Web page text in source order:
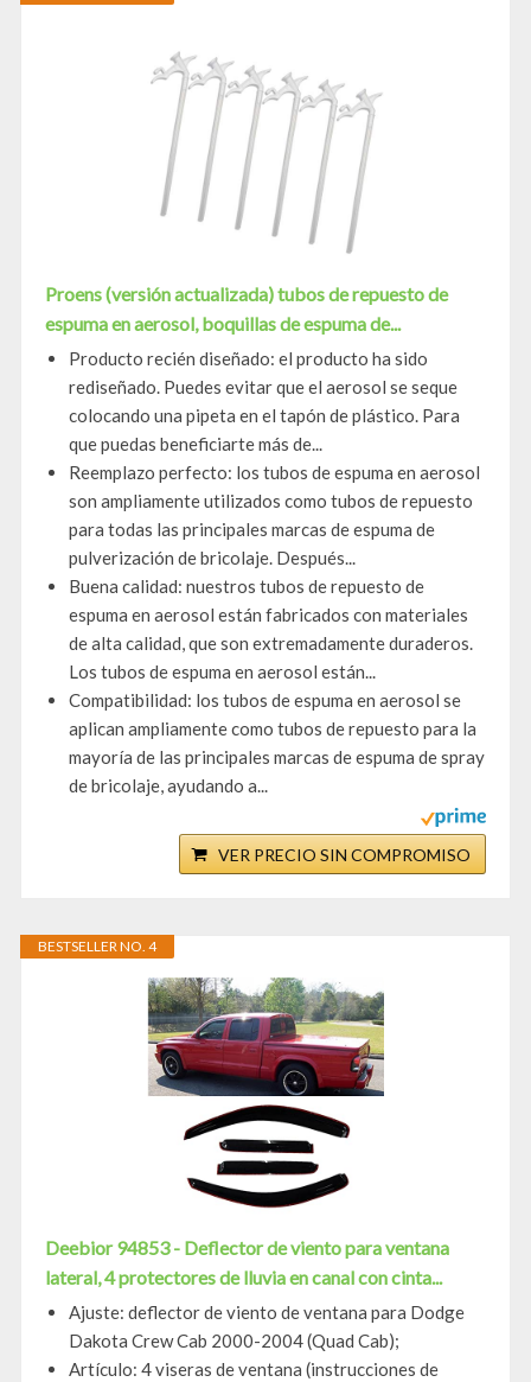
Proens (versión actualizada) tubos de repuesto de
espuma en aerosol, boquillas de espuma de...
Producto recién diseñado: el producto ha sido
rediseñado. Puedes evitar que el aerosol se seque
colocando una pipeta en el tapón de plástico. Para
que puedas beneficiarte más de...
Reemplazo perfecto: los tubos de espuma en aerosol
son ampliamente utilizados como tubos de repuesto
para todas las principales marcas de espuma de
pulverización de bricolaje. Después...
Buena calidad: nuestros tubos de repuesto de
espuma en aerosol están fabricados con materiales
de alta calidad, que son extremadamente duraderos.
Los tubos de espuma en aerosol están...
Compatibilidad: los tubos de espuma en aerosol se
aplican ampliamente como tubos de repuesto para la
mayoría de las principales marcas de espuma de spray
de bricolaje, ayudando a...
VER PRECIO SIN COMPROMISO
BESTSELLER NO. 4
Deebior 94853 - Deflector de viento para ventana
lateral, 4 protectores de lluvia en canal con cinta...
Ajuste: deflector de viento de ventana para Dodge
Dakota Crew Cab 2000-2004 (Quad Cab);
Artículo: 4 viseras de ventana (instrucciones de